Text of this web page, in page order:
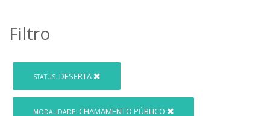
Filtro
STATUS: DESERTA
MODALIDADE: CHAMAMENTO PÚBLICO